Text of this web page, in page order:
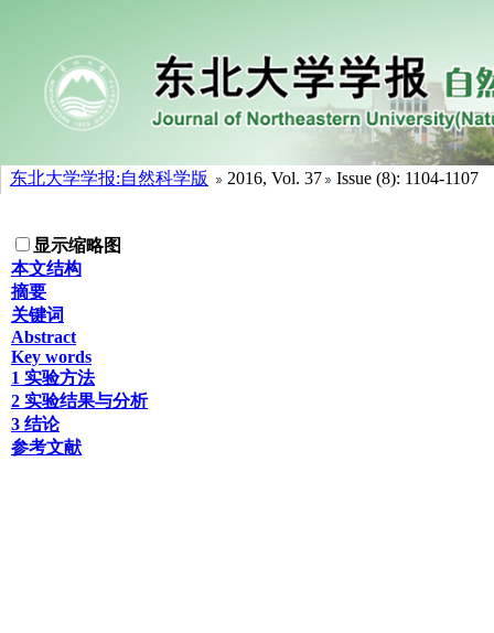
东北大学学报:自然科学版 2016, Vol. 37 Issue (8): 1104-1107
显示缩略图
本文结构
摘要
关键词
Abstract
Key words
1 实验方法
2 实验结果与分析
3 结论
参考文献